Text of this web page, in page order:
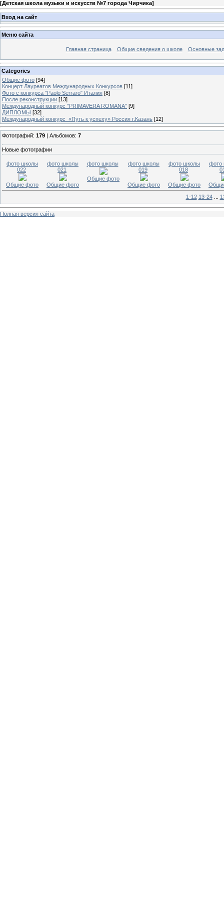
[Детская школа музыки и искусств №7 города Чирчика]
Вход на сайт
Меню сайта
Главная страница Общие сведения о школе Основные
Categories
Общие фото [94]
Концерт Лауреатов Международных Конкурсов [11]
Фото с конкурса "Paolo Serraro" Италия [8]
После реконструкции [13]
Международный конкурс "PRIMAVERA ROMANA" [9]
ДИПЛОМЫ [32]
Международный конкурс «Путь к успеху» Россия г.Казань [12]
Фотографий: 179 | Альбомов: 7
Новые фотографии
фото школы
022
Общие фото
фото школы
021
Общие фото
фото школы
Общие фото
фото школы
019
Общие фото
фото школы
018
Общие фото
фото
1-12 13-24
Полная версия сайта